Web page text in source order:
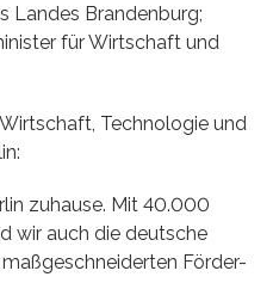
Landes Brandenburg;
für Wirtschaft und
Technologie und
zuhause. Mit 40.000
wir auch die deutsche
Förder-